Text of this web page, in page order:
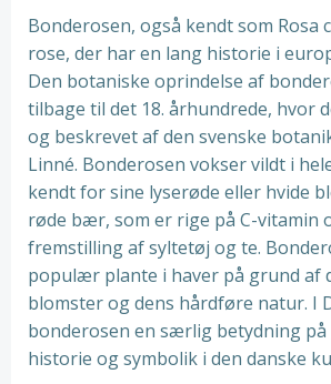
Bonderosen, også kendt som Rosa
rose, der har en lang historie i
Den botaniske oprindelse af
tilbage til det 18. århundrede, hvor
og beskrevet af den svenske
Linné. Bonderosen vokser vildt i
kendt for sine lyserøde eller hvide
røde bær, som er rige på C-vitamin
fremstilling af syltetøj og te.
populær plante i haver på grund af
blomster og dens hårdføre natur. I
bonderosen en særlig betydning på
historie og symbolik i den danske